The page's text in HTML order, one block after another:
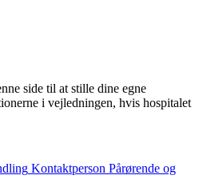
side til at stille dine egne
i vejledningen, hvis hospitalet
Kontaktperson Pårørende og